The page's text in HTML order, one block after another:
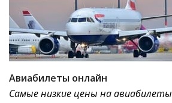
Авиабилеты онлайн
Самые низкие цены на авиабилеты